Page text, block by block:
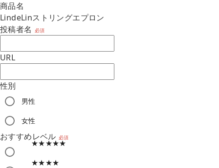
商品名
LindeLinストリングエプロン
投稿者名
必須
URL
性別
男性
女性
おすすめレベル 必須
★★★★★
★★★★